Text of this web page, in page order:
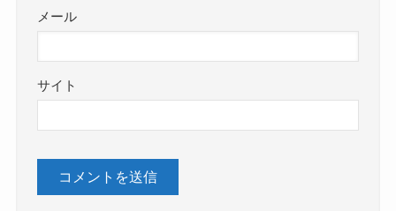
メール
サイト